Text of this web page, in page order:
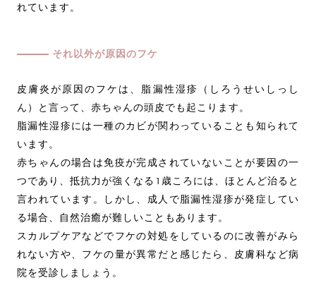
れています。
それ以外が原因のフケ
皮膚炎が原因のフケは、脂漏性湿疹（しろうせいしっし
ん）と言って、赤ちゃんの頭皮でも起こります。
脂漏性湿疹には一種のカビが関わっていることも知られて
います。
赤ちゃんの場合は免疫が完成されていないことが要因の一
つであり、抵抗力が強くなる1歳ころには、ほとんど治ると
言われています。しかし、成人で脂漏性湿疹が発症してい
る場合、自然治癒が難しいこともあります。
スカルプケアなどでフケの対処をしているのに改善がみら
れない方や、フケの量が異常だと感じたら、皮膚科など病
院を受診しましょう。